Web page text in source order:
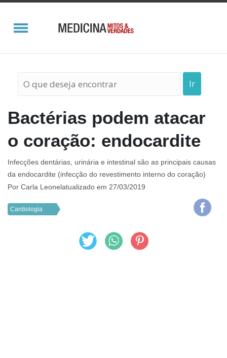
Ir
Bactérias podem atacar
o coração: endocardite
Infecções dentárias, urinária e intestinal são as principais causas
da endocardite (infecção do revestimento interno do coração)
Por Carla Leonelatualizado em 27/03/2019
Cardiologia